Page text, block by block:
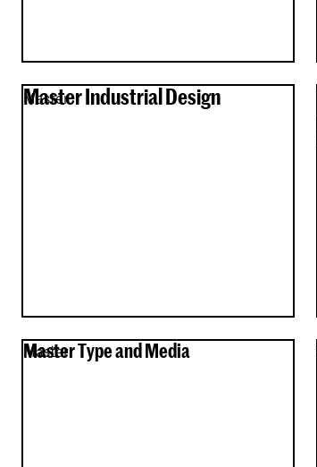
Master Industrial Design
Master
Master Type and Media
Master